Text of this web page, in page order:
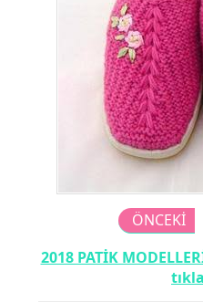
ÖNCEKİ
2018 PATİK